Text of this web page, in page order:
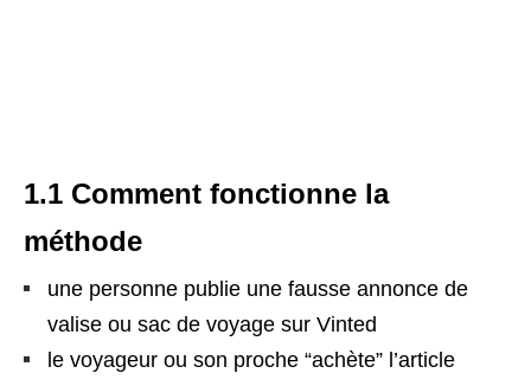
1.1 Comment fonctionne la
méthode
une personne publie une fausse annonce de
valise ou sac de voyage sur Vinted
le voyageur ou son proche “achète” l’article